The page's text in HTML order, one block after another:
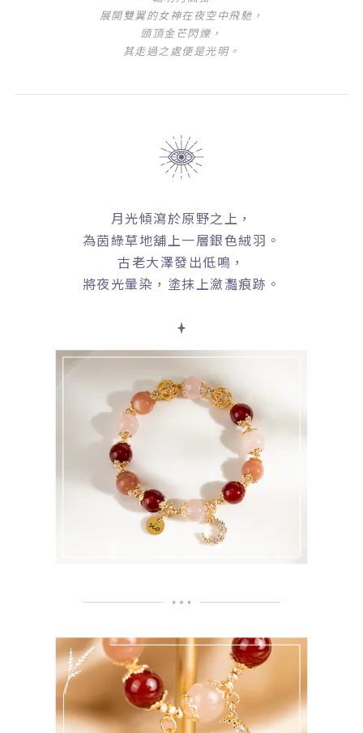
展開雙翼的女神在夜空中飛馳，
頭頂金芒閃爍，
其走過之處便是光明。
月光傾瀉於原野之上，
為茵綠草地舖上一層銀色絨羽。
古老大澤發出低鳴，
將夜光暈染，塗抹上瀲灩痕跡。